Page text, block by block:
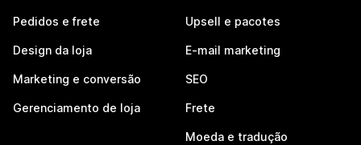
Pedidos e frete
Design da loja
Marketing e conversão
Gerenciamento de loja
Upsell e pacotes
E-mail marketing
SEO
Frete
Moeda e tradução